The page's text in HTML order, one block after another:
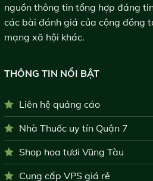
nguồn thông tin tổng hợp đáng
các bài đánh giá của cộng đồng
mạng xã hội khác.
THÔNG TIN NỔI BẬT
Liên hệ quảng cáo
Nhà Thuốc uy tín Quận 7
Shop hoa tươi Vũng Tàu
Cung cấp VPS giá rẻ